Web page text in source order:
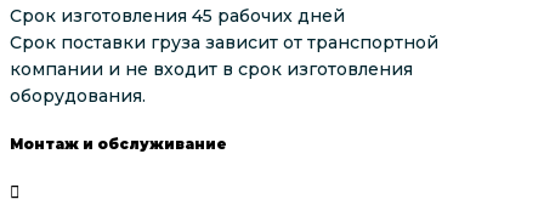
Срок изготовления 45 рабочих дней
Срок поставки груза зависит от транспортной
компании и не входит в срок изготовления
оборудования.
Монтаж и обслуживание